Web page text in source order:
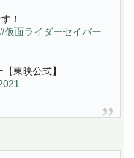
！
仮面ライダーセイバー
東映公式】